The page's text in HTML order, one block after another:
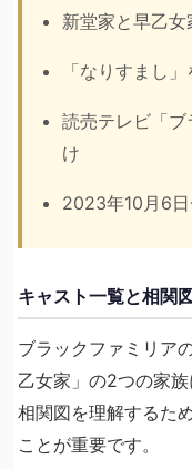
新堂家と早乙
「なりすまし
読売テレビ「
け
2023年10月6
キャスト一覧と相関
ブラックファミリア
乙女家」の2つの家
相関図を理解するた
ことが重要です。